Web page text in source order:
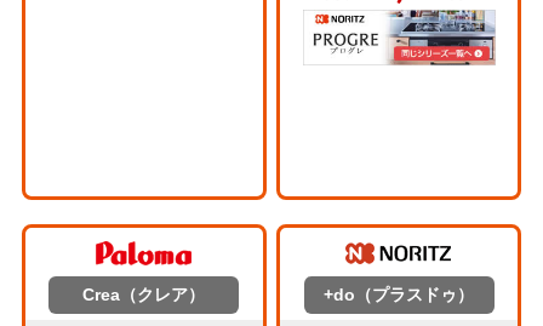
Crea（クレア） +do（プラスドゥ）